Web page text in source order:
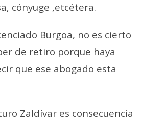
cónyuge ,etcétera.
Burgoa, no es cierto
de retiro porque haya
que ese abogado esta
Zaldívar es consecuencia